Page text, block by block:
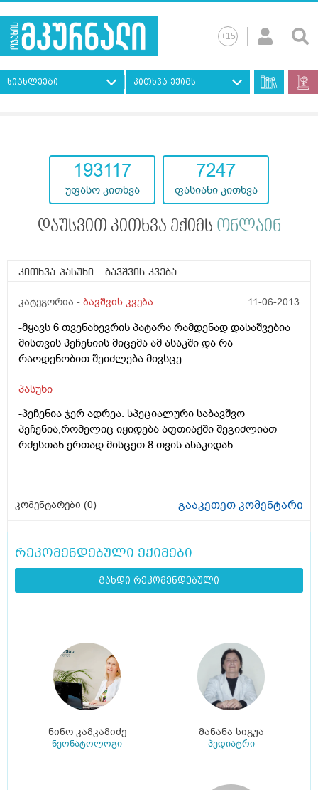
სიახლეები კითხვა ექიმს
193117
უფასო კითხვა
7247
ფასიანი კითხვა
დაუსვით კითხვა ექიმს ონლაინ
კითხვა-პასუხი - ბავშვის კვება
კატეგორია - ბავშვის კვება 11-06-2013
-მყავს 6 თვენახევრის პატარა რამდენად დასაშვებია
მისთვის პეჩენიის მიცემა ამ ასაკში და რა
რაოდენობით შეიძლება მივსცე
პასუხი
-პეჩენია ჯერ ადრეა. სპეციალური საბავშვო
პეჩენია,რომელიც იყიდება აფთიაქში შეგიძლიათ
რძესთან ერთად მისცეთ 8 თვის ასაკიდან .
კომენტარები (0) გააკეთეთ კომენტარი
რეკომენდებული ექიმები
გახდი რეკომენდებული
ნინო კამკამიძე
ნეონატოლოგი
მანანა სიგუა
პედიატრი